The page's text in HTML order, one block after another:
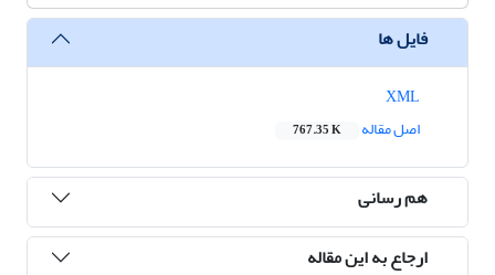
فایل ها
اصل مقاله
767.35 K
هم رسانی
ارجاع به این مقاله